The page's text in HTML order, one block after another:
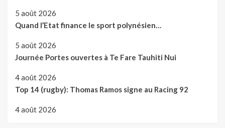
5 août 2026
Quand l’Etat finance le sport polynésien…
5 août 2026
Journée Portes ouvertes à Te Fare Tauhiti Nui
4 août 2026
Top 14 (rugby): Thomas Ramos signe au Racing 92
4 août 2026